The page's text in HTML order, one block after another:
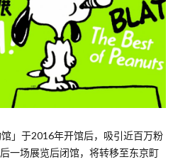
」于2016年开馆后，吸引近百万粉
一场展览后闭馆，将转移至东京町